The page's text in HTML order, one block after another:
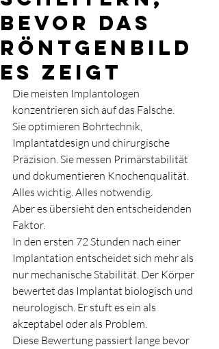
bevor das
Röntgenbild
es zeigt
Die meisten Implantologen
konzentrieren sich auf das Falsche.
Sie optimieren Bohrtechnik,
Implantatdesign und chirurgische
Präzision. Sie messen Primärstabilität
und dokumentieren Knochenqualität.
Alles wichtig. Alles notwendig.
Aber es übersieht den entscheidenden
Faktor.
In den ersten 72 Stunden nach einer
Implantation entscheidet sich mehr als
nur mechanische Stabilität. Der Körper
bewertet das Implantat biologisch und
neurologisch. Er stuft es ein als
akzeptabel oder als Problem.
Diese Bewertung passiert lange bevor